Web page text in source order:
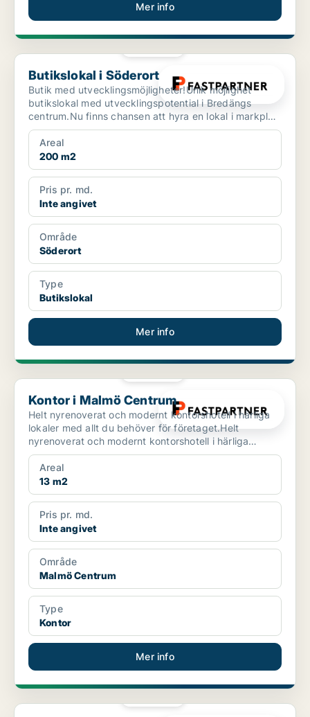
Mer info
Butikslokal i Söderort
Butikslokal i Söderort
Butik med utvecklingsmöjligheter!Unik möjlighet
butikslokal med utvecklingspotential i Bredängs
centrum.Nu finns chansen att hyra en lokal i markplan
med sto...
Areal
200 m2
Pris pr. md.
Inte angivet
Område
Söderort
Type
Butikslokal
Mer info
Kontor i Malmö Centrum
Kontor i Malmö Centrum
Helt nyrenoverat och modernt kontorshotell i härliga
lokaler med allt du behöver för företaget.Helt
nyrenoverat och modernt kontorshotell i härliga
lokaler.R...
Areal
13 m2
Pris pr. md.
Inte angivet
Område
Malmö Centrum
Type
Kontor
Mer info
Lager i Upplands Väsby